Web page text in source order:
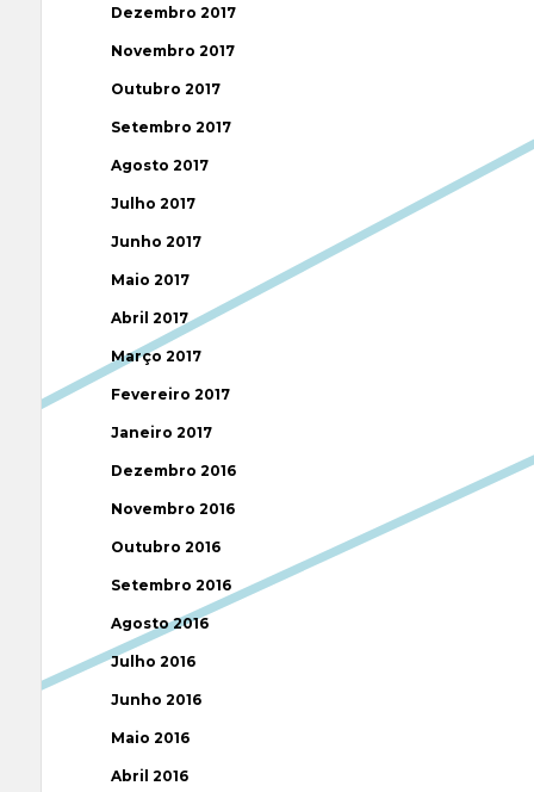
Dezembro 2017
Novembro 2017
Outubro 2017
Setembro 2017
Agosto 2017
Julho 2017
Junho 2017
Maio 2017
Abril 2017
Março 2017
Fevereiro 2017
Janeiro 2017
Dezembro 2016
Novembro 2016
Outubro 2016
Setembro 2016
Agosto 2016
Julho 2016
Junho 2016
Maio 2016
Abril 2016